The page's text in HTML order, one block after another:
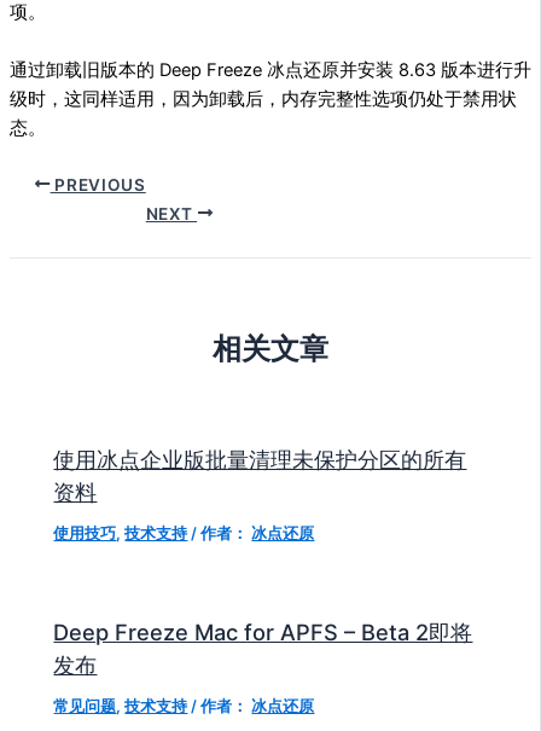
项。
通过卸载旧版本的 Deep Freeze 冰点还原并安装 8.63 版本进行升
级时，这同样适用，因为卸载后，内存完整性选项仍处于禁用状
态。
PREVIOUS
NEXT
相关文章
使用冰点企业版批量清理未保护分区的所有
资料
使用技巧,技术支持 / 作者： 冰点还原
Deep Freeze Mac for APFS – Beta 2即将
发布
常见问题,技术支持 / 作者： 冰点还原